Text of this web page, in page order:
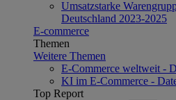
Umsatzstarke
Deutschland 2023-2025
E-commerce
Themen
Weitere Themen
E-Commerce weltweit -
KI im E-Commerce -
Top Report